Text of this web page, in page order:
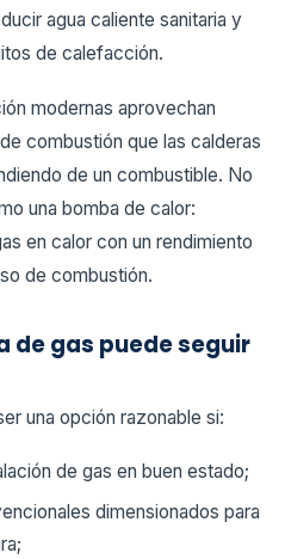
agua caliente sanitaria y
de calefacción.
modernas aprovechan
combustión que las calderas
de un combustible. No
una bomba de calor:
en calor con un rendimiento
de combustión.
de gas puede seguir
una opción razonable si:
de gas en buen estado;
dimensionados para